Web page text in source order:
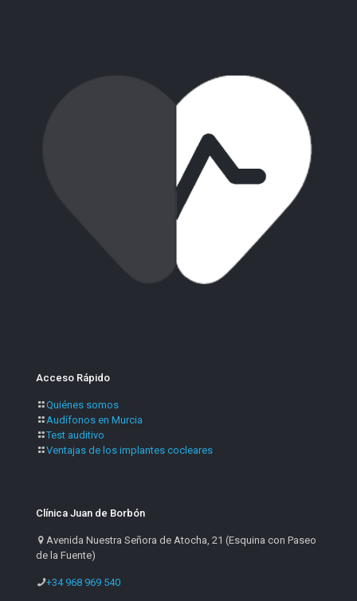
Acceso Rápido
Quiénes somos
Audífonos en Murcia
Test auditivo
Ventajas de los implantes cocleares
Clínica Juan de Borbón
Avenida Nuestra Señora de Atocha, 21 (Esquina con Paseo
de la Fuente)
+34 968 969 540